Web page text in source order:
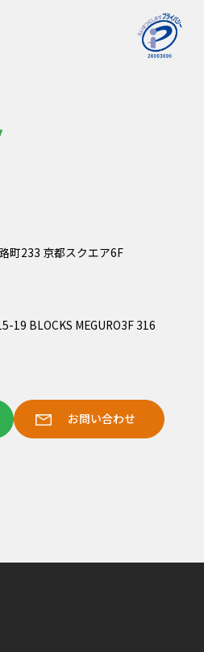
町233 京都スクエア6F
19 BLOCKS MEGURO3F 316
お問い合わせ